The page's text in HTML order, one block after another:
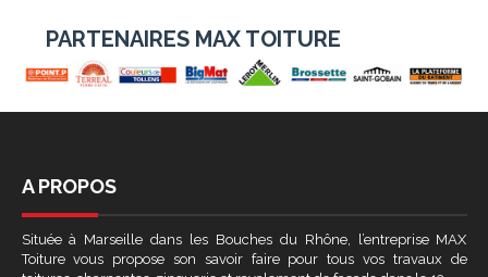
PARTENAIRES MAX TOITURE
A PROPOS
Située à Marseille dans les Bouches du Rhône, l’entreprise MAX
Toiture vous propose son savoir faire pour tous vos travaux de